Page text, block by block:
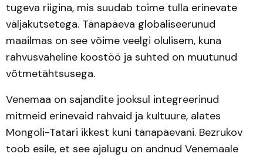
tugeva riigina, mis suudab toime tulla erinevate
väljakutsetega. Tänapäeva globaliseerunud
maailmas on see võime veelgi olulisem, kuna
rahvusvaheline koostöö ja suhted on muutunud
võtmetähtsusega.
Venemaa on sajandite jooksul integreerinud
mitmeid erinevaid rahvaid ja kultuure, alates
Mongoli-Tatari ikkest kuni tänapäevani. Bezrukov
toob esile, et see ajalugu on andnud Venemaale